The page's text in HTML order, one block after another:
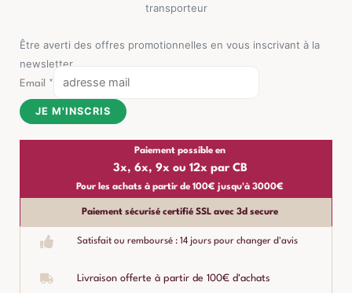
transporteur
Être averti des offres promotionnelles en vous inscrivant à la
newsletter
Email *
JE M'INSCRIS
Paiement possible en
3x, 6x, 9x ou 12x par CB
Pour les achats à partir de 100€ jusqu'à 3000€
Paiement sécurisé certifié SSL avec 3d secure
Satisfait ou remboursé : 14 jours pour changer d'avis
Livraison offerte à partir de 100€ d'achats